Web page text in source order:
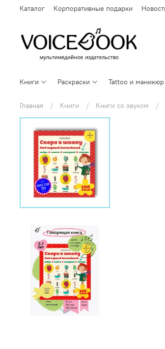
Каталог Корпоративные подарки
Книги Раскраски Tattoo и маникюр
Главная Книги Книги со звуком